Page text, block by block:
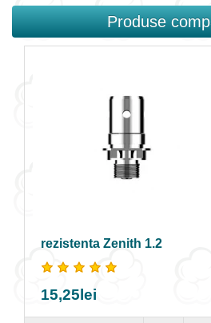
Produse
rezistenta Zenith 1.2
15,25lei